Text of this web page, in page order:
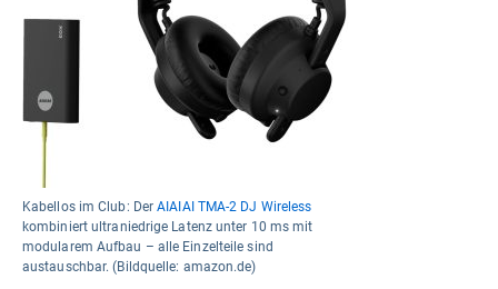
Kabellos im Club: DerAIAIAI TMA-2 DJ Wireless
kombiniert ultraniedrige Latenz unter 10 ms mit
modularem Aufbau – alle Einzelteile sind
austauschbar. (Bildquelle: amazon.de)